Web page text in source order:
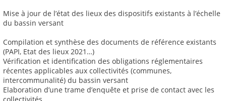
Mise à jour de l’état des lieux des dispositifs existants à l’échelle
du bassin versant
Compilation et synthèse des documents de référence existants
(PAPI, Etat des lieux 2021…)
Vérification et identification des obligations réglementaires
récentes applicables aux collectivités (communes,
intercommunalité) du bassin versant
Elaboration d’une trame d’enquête et prise de contact avec les